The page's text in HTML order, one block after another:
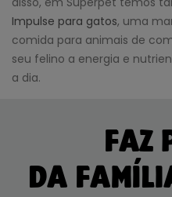
Impulse para gatos, uma
comida para animais de
seu felino a energia e
a dia.
FAZ
DA